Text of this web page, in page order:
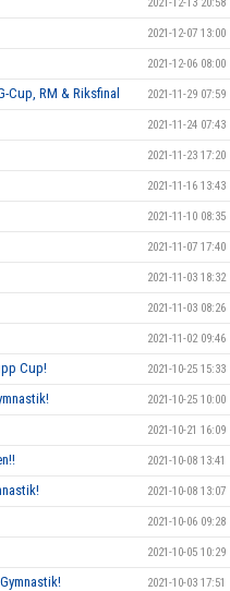
2021-12-07 13:00
2021-12-06 08:00
Cup, RM & Riksfinal 2021-11-29 07:59
2021-11-24 07:43
2021-11-23 17:20
2021-11-16 13:43
2021-11-10 08:35
2021-11-07 17:40
2021-11-03 18:32
2021-11-03 08:26
2021-11-02 09:46
Cup! 2021-10-25 15:33
2021-10-25 10:00
2021-10-21 16:09
2021-10-08 13:41
2021-10-08 13:07
2021-10-06 09:28
2021-10-05 10:29
2021-10-03 17:51